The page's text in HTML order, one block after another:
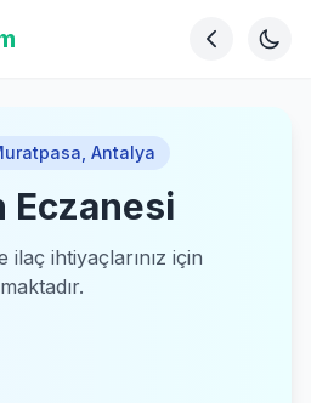
Antalya
Eczanesi
ilaç ihtiyaçlarınız için